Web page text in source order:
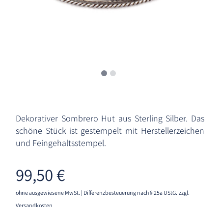
Dekorativer Sombrero Hut aus Sterling Silber. Das
schöne Stück ist gestempelt mit Herstellerzeichen
und Feingehaltsstempel.
99,50€
ohne ausgewiesene MwSt. | Differenzbesteuerung nach § 25a UStG. zzgl.
Versandkosten